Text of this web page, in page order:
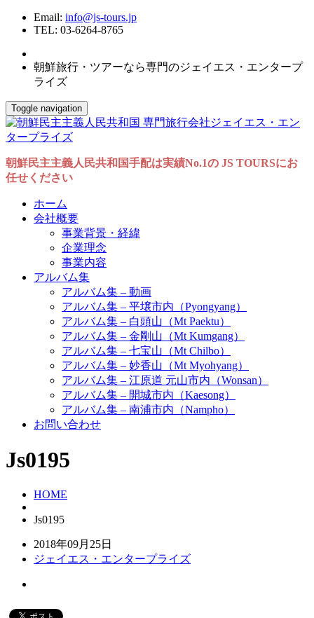
Email: info@js-tours.jp
TEL: 03-6264-8765
朝鮮旅行・ツアーなら専門のジェイエス・エンタープ
ライズ
Toggle navigation
朝鮮民主主義人民共和国手配は実績No.1の JS TOURSにお
任せください
ホーム
会社概要
事業背景・経緯
企業理念
事業内容
アルバム集
アルバム集 – 動画
アルバム集 – 平壌市内（Pyongyang）
アルバム集 – 白頭山（Mt Paektu）
アルバム集 – 金剛山（Mt Kumgang）
アルバム集 – 七宝山（Mt Chilbo）
アルバム集 – 妙香山（Mt Myohyang）
アルバム集 – 江原道 元山市内（Wonsan）
アルバム集 – 開城市内（Kaesong）
アルバム集 – 南浦市内（Nampho）
お問い合わせ
Js0195
HOME
Js0195
2018年09月25日
ジェイエス・エンタープライズ